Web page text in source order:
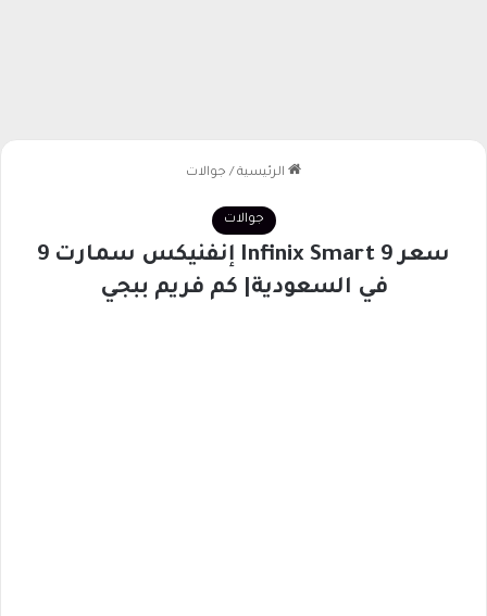
الرئيسية / جوالات
جوالات
سعر Infinix Smart 9 إنفنيكس سمارت 9
في السعودية| كم فريم ببجي